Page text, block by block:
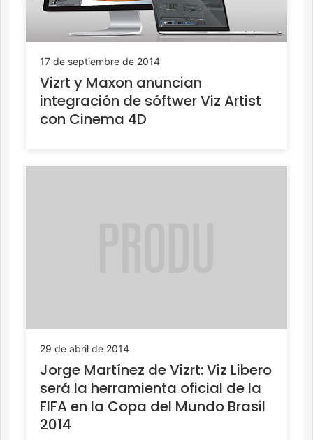
17 de septiembre de 2014
Vizrt y Maxon anuncian
integración de sóftwer Viz Artist
con Cinema 4D
29 de abril de 2014
Jorge Martínez de Vizrt: Viz Libero
será la herramienta oficial de la
FIFA en la Copa del Mundo Brasil
2014